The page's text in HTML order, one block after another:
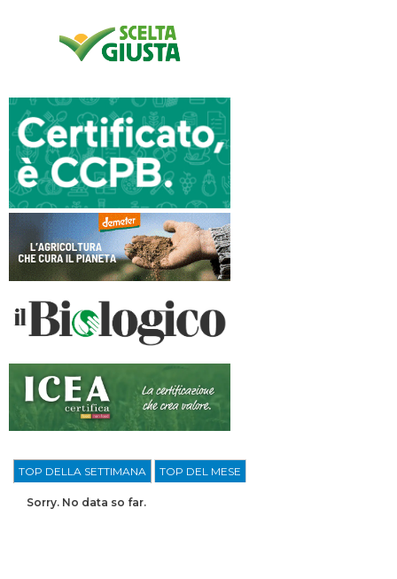
TOP DELLA SETTIMANA TOP DEL MESE
Sorry. No data so far.